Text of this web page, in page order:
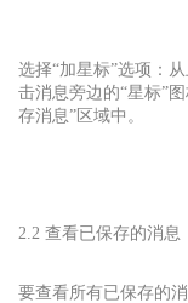
选择“加星标”选项：
击消息旁边的“星标”
存消息”区域中。
2.2 查看已保存的消息
要查看所有已保存的